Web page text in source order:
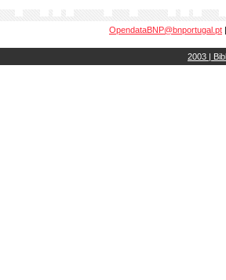
OpendataBNP@bnportugal.pt
2003 |